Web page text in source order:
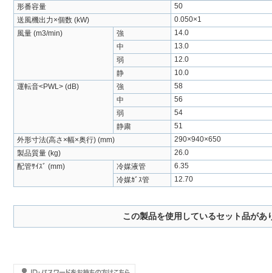
形番容量
50
送風機出力×個数 (kW)
0.050×1
風量 (m3/min)
強
14.0
中
13.0
弱
12.0
静
10.0
運転音<PWL> (dB)
強
58
中
56
弱
54
静粛
51
外形寸法(高さ×幅×奥行) (mm)
290×940×650
製品質量 (kg)
26.0
配管ｻｲｽﾞ (mm)
冷媒液管
6.35
冷媒ｶﾞｽ管
12.70
この製品を使用しているセット品があ